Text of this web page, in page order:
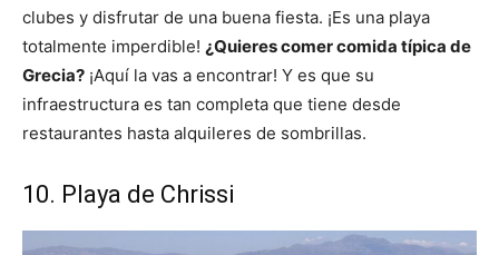
clubes y disfrutar de una buena fiesta. ¡Es una playa
totalmente imperdible! ¿Quieres comer comida típica de
Grecia? ¡Aquí la vas a encontrar! Y es que su
infraestructura es tan completa que tiene desde
restaurantes hasta alquileres de sombrillas.
10. Playa de Chrissi